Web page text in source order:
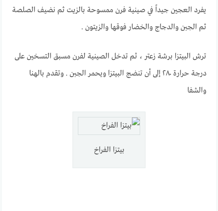
يفرد العجين جيداً في صينية فرن ممسوحة بالزيت ثم نضيف الصلصة
ثم الجبن والدجاج والخضار فوقها والزيتون .
ترش البيتزا برشة زعتر ، ثم تدخل الصينية لفرن مسبق التسخين على
درجة حرارة ٢٨٠ إلى أن تنضج البيتزا ويحمر الجبن . وتقدم بالهنا
والشفا
بيتــــــــــــــــزا الفراخ